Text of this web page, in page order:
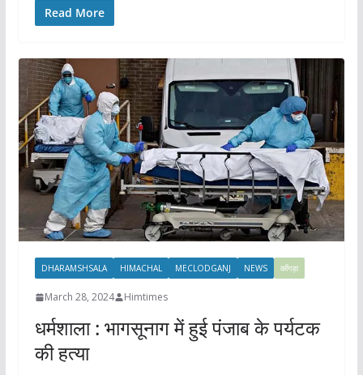
Read More
DHARAMSHSALA HIMACHAL MECLODGANJ NEWS काँगड़ा
March 28, 2024 Himtimes
धर्मशाला : भागसूनाग में हुई पंजाब के पर्यटक
की हत्या